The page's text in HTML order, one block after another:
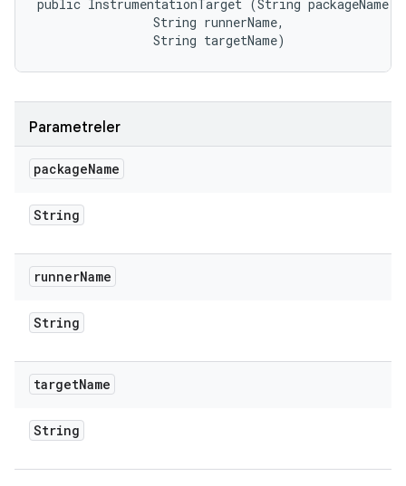
public InstrumentationTarget (String packageName,
                String runnerName,
                String targetName)
Parametreler
packageName
String
runnerName
String
targetName
String